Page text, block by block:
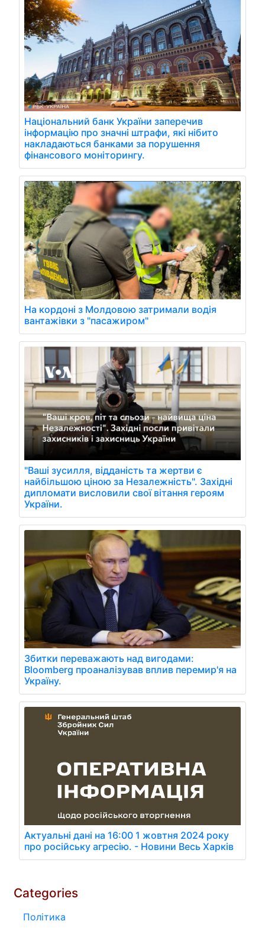
Національний банк України заперечив
інформацію про значні штрафи, які нібито
накладаються банками за порушення
фінансового моніторингу.
На кордоні з Молдовою затримали водія
вантажівки з "пасажиром"
"Ваші зусилля, відданість та жертви є
найбільшою ціною за Незалежність". Західні
дипломати висловили свої вітання героям
України.
Збитки переважають над вигодами:
Bloomberg проаналізував вплив перемир'я на
Україну.
Актуальні дані на 16:00 1 жовтня 2024 року
про російську агресію. - Новини Весь Харків
Categories
Політика